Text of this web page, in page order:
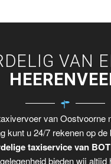
VAN
van Oostvoorne
kunt u 24/7 rekenen op de
taxiservice van
bieden wij altijd